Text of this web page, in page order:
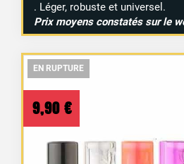
. Léger, robuste et universel.
Prix moyens constatés sur le
EN RUPTURE
EN RUPTURE
9,90 €
EN RUPTURE